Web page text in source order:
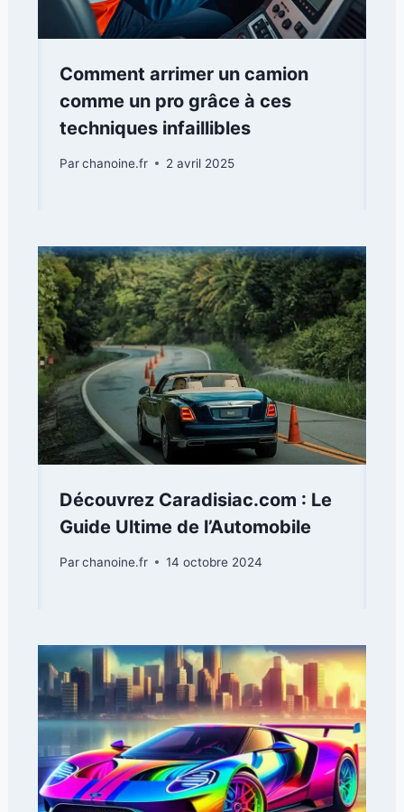
Comment arrimer un camion
comme un pro grâce à ces
techniques infaillibles
Parchanoine.fr 2 avril 2025
Découvrez Caradisiac.com : Le
Guide Ultime de l’Automobile
Parchanoine.fr 14 octobre 2024